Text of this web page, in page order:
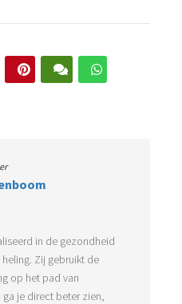
in de gezondheid
Zij gebruikt de
op het pad van
je direct beter zien,